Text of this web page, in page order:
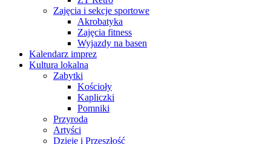
Zajęcia i sekcje sportowe
Akrobatyka
Zajęcia fitness
Wyjazdy na basen
Kalendarz imprez
Kultura lokalna
Zabytki
Kościoły
Kapliczki
Pomniki
Przyroda
Artyści
Dzieje i Przeszłość